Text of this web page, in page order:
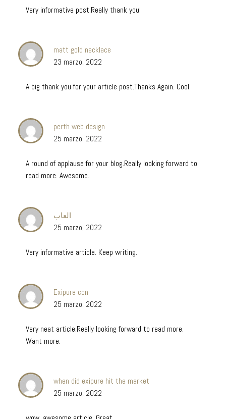
Very informative post.Really thank you!
matt gold necklace
23 marzo, 2022
A big thank you for your article post.Thanks Again. Cool.
perth web design
25 marzo, 2022
A round of applause for your blog.Really looking forward to
read more. Awesome.
العاب
25 marzo, 2022
Very informative article. Keep writing.
Exipure con
25 marzo, 2022
Very neat article.Really looking forward to read more.
Want more.
when did exipure hit the market
25 marzo, 2022